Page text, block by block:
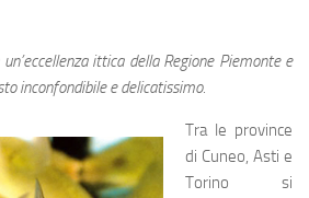
ittica della Regione Piemonte e
inconfondibile e delicatissimo.
Tra le province
di Cuneo, Asti e
Torino si